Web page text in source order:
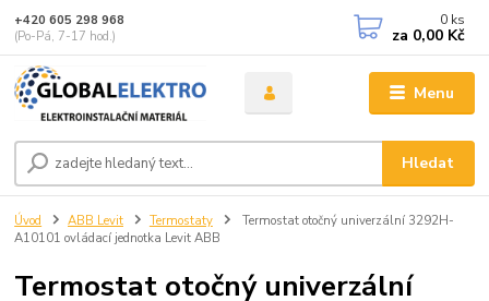
Menu
Hledat
+420 605 298 968
(Po-Pá, 7-17 hod.)
0 ks
za 0,00 Kč
Úvod ABB Levit Termostaty
Termostat otočný univerzální 3292H-
A10101 ovládací jednotka Levit ABB
Termostat otočný univerzální